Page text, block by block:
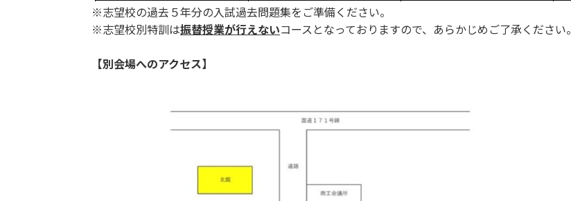
※志望校の過去５年分の入試過去問題集をご準備ください。
※志望校別特訓は振替授業が行えないコースとなっておりますので、あらかじめご了承ください。
【別会場へのアクセス】